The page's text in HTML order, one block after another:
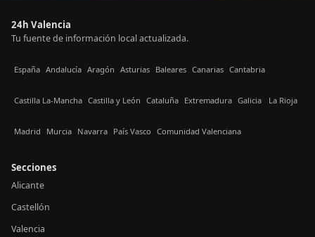
24h Valencia
Tu fuente de información local actualizada.
España Andalucía Aragón Asturias Baleares Canarias Cantabria
Castilla La-Mancha Castilla y León Cataluña Extremadura Galicia La Rioja
Madrid Murcia Navarra País Vasco Comunidad Valenciana
Secciones
Alicante
Castellón
Valencia